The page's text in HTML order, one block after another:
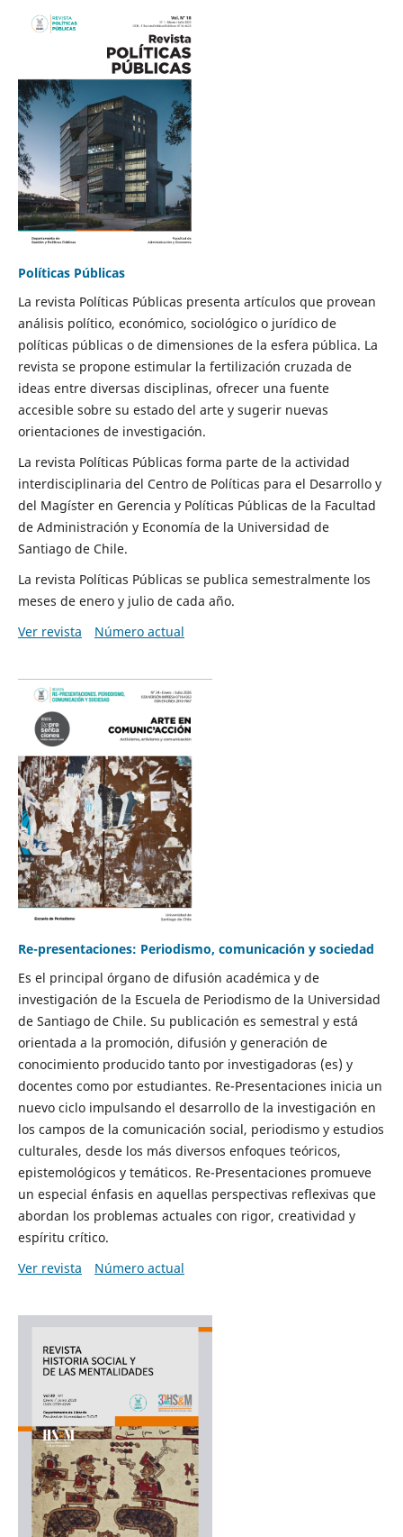
Políticas Públicas
La revista Políticas Públicas presenta artículos que provean
análisis político, económico, sociológico o jurídico de
políticas públicas o de dimensiones de la esfera pública. La
revista se propone estimular la fertilización cruzada de
ideas entre diversas disciplinas, ofrecer una fuente
accesible sobre su estado del arte y sugerir nuevas
orientaciones de investigación.
La revista Políticas Públicas forma parte de la actividad
interdisciplinaria del Centro de Políticas para el Desarrollo y
del Magíster en Gerencia y Políticas Públicas de la Facultad
de Administración y Economía de la Universidad de
Santiago de Chile.
La revista Políticas Públicas se publica semestralmente los
meses de enero y julio de cada año.
Ver revista
Número actual
Re-presentaciones: Periodismo, comunicación y sociedad
Es el principal órgano de difusión académica y de
investigación de la Escuela de Periodismo de la Universidad
de Santiago de Chile. Su publicación es semestral y está
orientada a la promoción, difusión y generación de
conocimiento producido tanto por investigadoras (es) y
docentes como por estudiantes. Re-Presentaciones inicia un
nuevo ciclo impulsando el desarrollo de la investigación en
los campos de la comunicación social, periodismo y estudios
culturales, desde los más diversos enfoques teóricos,
epistemológicos y temáticos. Re-Presentaciones promueve
un especial énfasis en aquellas perspectivas reflexivas que
abordan los problemas actuales con rigor, creatividad y
espíritu crítico.
Ver revista
Número actual